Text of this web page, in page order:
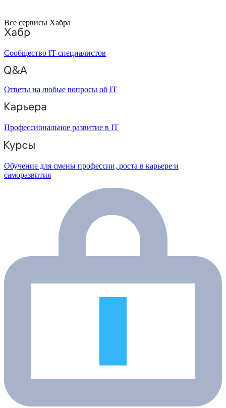
Все сервисы Хабра
Сообщество IT-специалистов
Ответы на любые вопросы об IT
Профессиональное развитие в IT
Обучение для смены профессии, роста в карьере и
саморазвития